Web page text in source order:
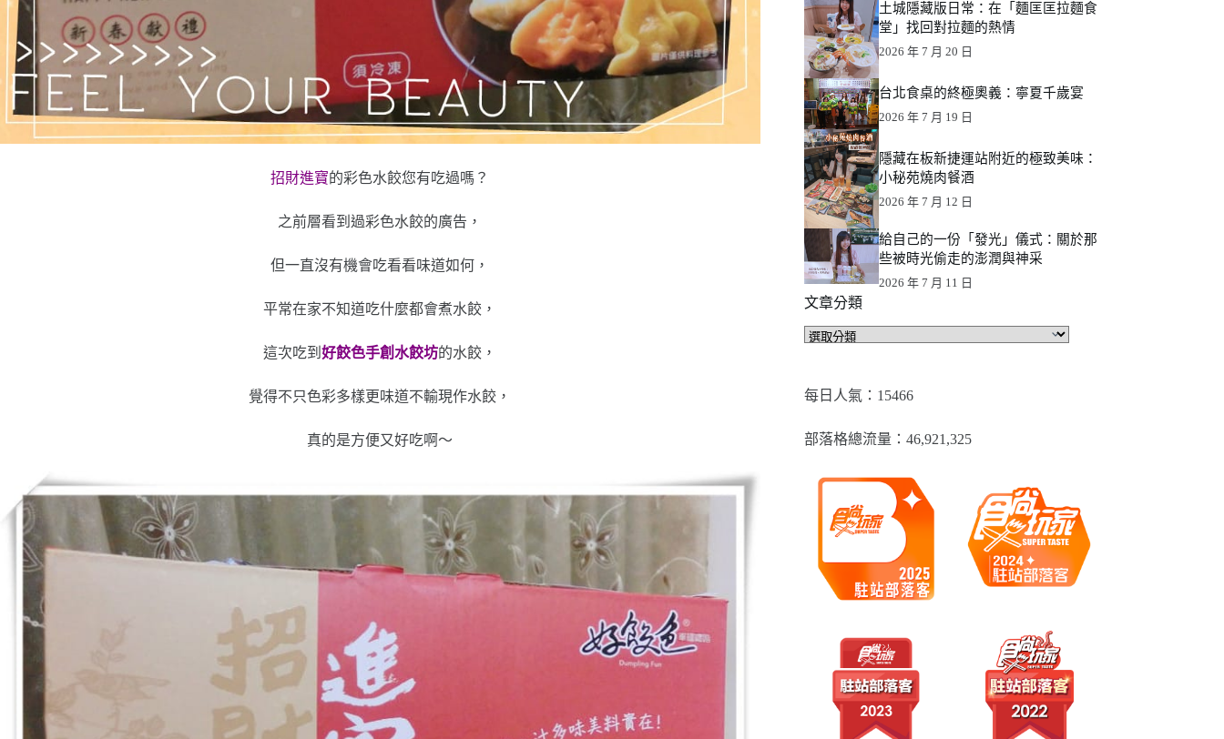
招財進寶的彩色水餃您有吃過嗎？
之前層看到過彩色水餃的廣告，
但一直沒有機會吃看看味道如何，
平常在家不知道吃什麼都會煮水餃，
這次吃到好餃色手創水餃坊的水餃，
覺得不只色彩多樣更味道不輸現作水餃，
真的是方便又好吃啊～
土城隱藏版日常：在「麵匡匡拉麵食
堂」找回對拉麵的熱情
2026 年 7 月 20 日
台北食桌的終極奧義：寧夏千歲宴
2026 年 7 月 19 日
隱藏在板新捷運站附近的極致美味：
小秘苑燒肉餐酒
2026 年 7 月 12 日
給自己的一份「發光」儀式：關於那
些被時光偷走的澎潤與神采
2026 年 7 月 11 日
文章分類
文
類
每日人氣：15466
部落格總流量：​46,921,325